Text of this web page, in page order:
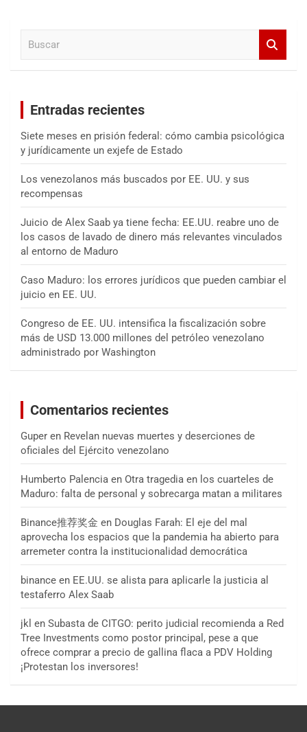
Entradas recientes
Siete meses en prisión federal: cómo cambia psicológica
y jurídicamente un exjefe de Estado
Los venezolanos más buscados por EE. UU. y sus
recompensas
Juicio de Alex Saab ya tiene fecha: EE.UU. reabre uno de
los casos de lavado de dinero más relevantes vinculados
al entorno de Maduro
Caso Maduro: los errores jurídicos que pueden cambiar el
juicio en EE. UU.
Congreso de EE. UU. intensifica la fiscalización sobre
más de USD 13.000 millones del petróleo venezolano
administrado por Washington
Comentarios recientes
Guper en Revelan nuevas muertes y deserciones de
oficiales del Ejército venezolano
Humberto Palencia en Otra tragedia en los cuarteles de
Maduro: falta de personal y sobrecarga matan a militares
Binance推荐奖金 en Douglas Farah: El eje del mal
aprovecha los espacios que la pandemia ha abierto para
arremeter contra la institucionalidad democrática
binance en EE.UU. se alista para aplicarle la justicia al
testaferro Alex Saab
jkl en Subasta de CITGO: perito judicial recomienda a Red
Tree Investments como postor principal, pese a que
ofrece comprar a precio de gallina flaca a PDV Holding
¡Protestan los inversores!